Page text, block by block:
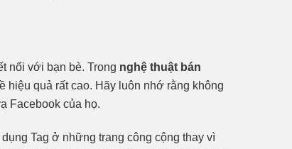
nối với bạn bè. Trong nghệ thuật bán
hiệu quả rất cao. Hãy luôn nhớ rằng không
Facebook của họ.
Tag ở những trang công cộng thay vì